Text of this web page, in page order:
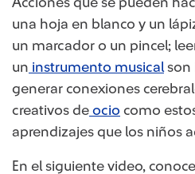
una hoja en blanco y un
un marcador o un pincel;
un instrumento musical​ son
generar conexiones
creativos de ocio​ como
aprendizajes que los niños
En el siguiente video,